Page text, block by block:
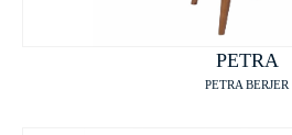
PETRA
PETRA BERJER